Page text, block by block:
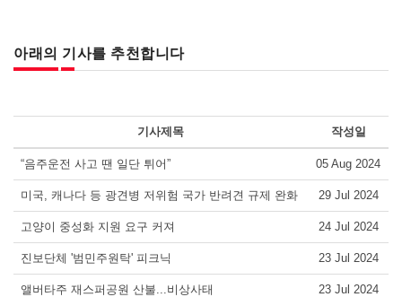
아래의 기사를 추천합니다
기사제목 작성일
“음주운전 사고 땐 일단 튀어” 05 Aug 2024
미국, 캐나다 등 광견병 저위험 국가 반려견 규제 완화 29 Jul 2024
고양이 중성화 지원 요구 커져 24 Jul 2024
진보단체 '범민주원탁' 피크닉 23 Jul 2024
앨버타주 재스퍼공원 산불...비상사태 23 Jul 2024